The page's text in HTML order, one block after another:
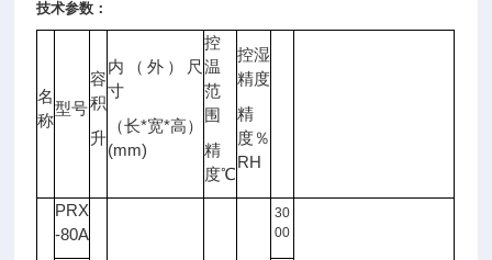
技术参数：
名
称
型号
容
积
升
内（外）尺
寸
（长*宽*高）
(mm)
控
温
范
围
精
度℃
控湿
精度
精
度％
RH
PRX
-80A
30
00